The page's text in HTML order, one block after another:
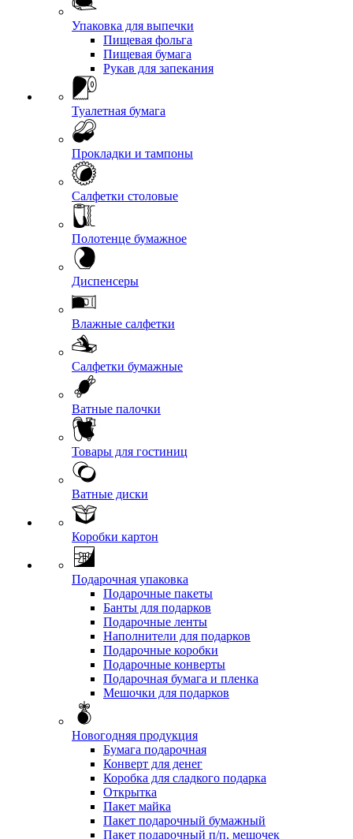
Упаковка для выпечки
Пищевая фольга
Пищевая бумага
Рукав для запекания
Туалетная бумага
Прокладки и тампоны
Салфетки столовые
Полотенце бумажное
Диспенсеры
Влажные салфетки
Салфетки бумажные
Ватные палочки
Товары для гостиниц
Ватные диски
Коробки картон
Подарочная упаковка
Подарочные пакеты
Банты для подарков
Подарочные ленты
Наполнители для подарков
Подарочные коробки
Подарочные конверты
Подарочная бумага и пленка
Мешочки для подарков
Новогодняя продукция
Бумага подарочная
Конверт для денег
Коробка для сладкого подарка
Открытка
Пакет майка
Пакет подарочный бумажный
Пакет подарочный п/п, мешочек